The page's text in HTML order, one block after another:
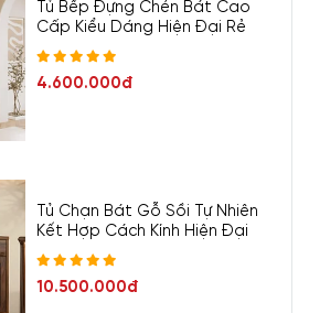
Tủ Bếp Đựng Chén Bát Cao
Cấp Kiểu Dáng Hiện Đại Rẻ
4.600.000đ
Tủ Chạn Bát Gỗ Sồi Tự Nhiên
Kết Hợp Cách Kính Hiện Đại
10.500.000đ